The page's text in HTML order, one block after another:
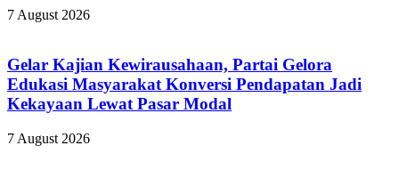
7 August 2026
Gelar Kajian Kewirausahaan, Partai Gelora
Edukasi Masyarakat Konversi Pendapatan Jadi
Kekayaan Lewat Pasar Modal
7 August 2026